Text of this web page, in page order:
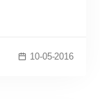
10-05-2016